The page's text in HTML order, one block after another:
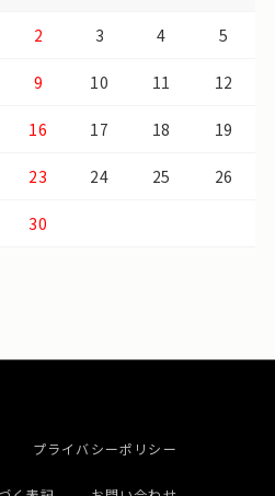
2 3 4 5
9 10 11 12
16 17 18 19
23 24 25 26
30
プライバシーポリシー